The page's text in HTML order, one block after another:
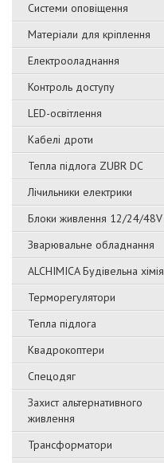
Системи оповіщення
Матеріали для кріплення
Електрооладнання
Контроль доступу
LED-освітлення
Кабелі дроти
Тепла підлога ZUBR DC
Лічильники електрики
Блоки живлення 12/24/48V
Зварювальне обладнання
ALCHIMICA Будівельна хімія
Терморегулятори
Тепла підлога
Квадрокоптери
Спецодяг
Захист альтернативного
живлення
Трансформатори